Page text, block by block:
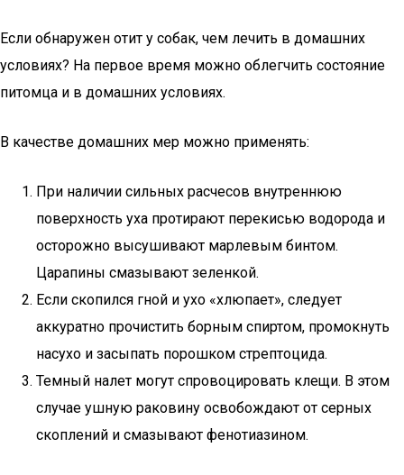
Если обнаружен отит у собак, чем лечить в домашних
условиях? На первое время можно облегчить состояние
питомца и в домашних условиях.
В качестве домашних мер можно применять:
При наличии сильных расчесов внутреннюю
поверхность уха протирают перекисью водорода и
осторожно высушивают марлевым бинтом.
Царапины смазывают зеленкой.
Если скопился гной и ухо «хлюпает», следует
аккуратно прочистить борным спиртом, промокнуть
насухо и засыпать порошком стрептоцида.
Темный налет могут спровоцировать клещи. В этом
случае ушную раковину освобождают от серных
скоплений и смазывают фенотиазином.